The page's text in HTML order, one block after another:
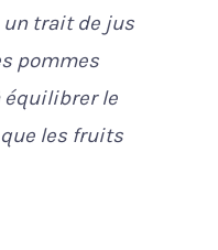
un trait de jus
pommes
équilibrer le
les fruits